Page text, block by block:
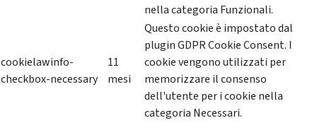
nella categoria Funzionali.
cookielawinfo-
checkbox-necessary
11
mesi
Questo cookie è impostato dal
plugin GDPR Cookie Consent. I
cookie vengono utilizzati per
memorizzare il consenso
dell'utente per i cookie nella
categoria Necessari.